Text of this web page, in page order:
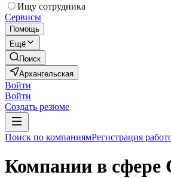
Ищу сотрудника
Сервисы
Помощь
Ещё
Поиск
Архангельская
Войти
Войти
Создать резюме
Поиск по компаниямРегистрация
Компании в сфере